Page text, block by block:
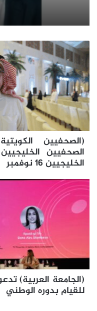
(الصحفيين
الكويتية)
تستضيف
اجتماع
اتحاد
الصحفيين
الخليجيين
والملتقى
الرابع
للصحفيين
الخليجيين
(الصحفيين
الصحفيين
الخليجيين 16 نوفمبر
(الجامعة
العربية)
تدعو
إلى
الفلسطيني
للقيام
بدوره
الوطني
(الجامعة العربية)
للقيام بدوره الوطني